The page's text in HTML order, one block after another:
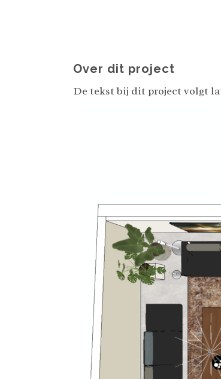
Over dit project
De tekst bij dit project volgt